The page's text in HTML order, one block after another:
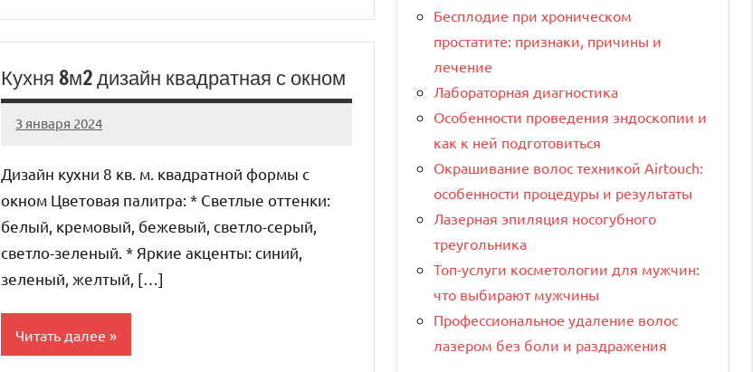
Кухня 8м2 дизайн квадратная с окном
3 января 2024
organic63_ru
Нет
Дизайн кухни 8 кв. м. квадратной формы с
окном Цветовая палитра: * Светлые оттенки:
белый, кремовый, бежевый, светло-серый,
светло-зеленый. * Яркие акценты: синий,
зеленый, желтый, […]
Читать далее
Бесплодие при хроническом
простатите: признаки, причины и
лечение
Лабораторная диагностика
Особенности проведения эндоскопии и
как к ней подготовиться
Окрашивание волос техникой Airtouch:
особенности процедуры и результаты
Лазерная эпиляция носогубного
треугольника
Топ-услуги косметологии для мужчин:
что выбирают мужчины
Профессиональное удаление волос
лазером без боли и раздражения